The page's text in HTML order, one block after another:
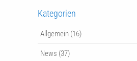
Kategorien
Allgemein (16)
News (37)